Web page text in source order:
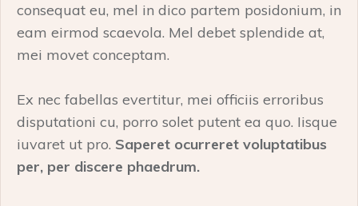
consequat eu, mel in dico partem posidonium, in
eam eirmod scaevola. Mel debet splendide at,
mei movet conceptam.
Ex nec fabellas evertitur, mei officiis erroribus
disputationi cu, porro solet putent ea quo. Iisque
iuvaret ut pro. Saperet ocurreret voluptatibus
per, per discere phaedrum.